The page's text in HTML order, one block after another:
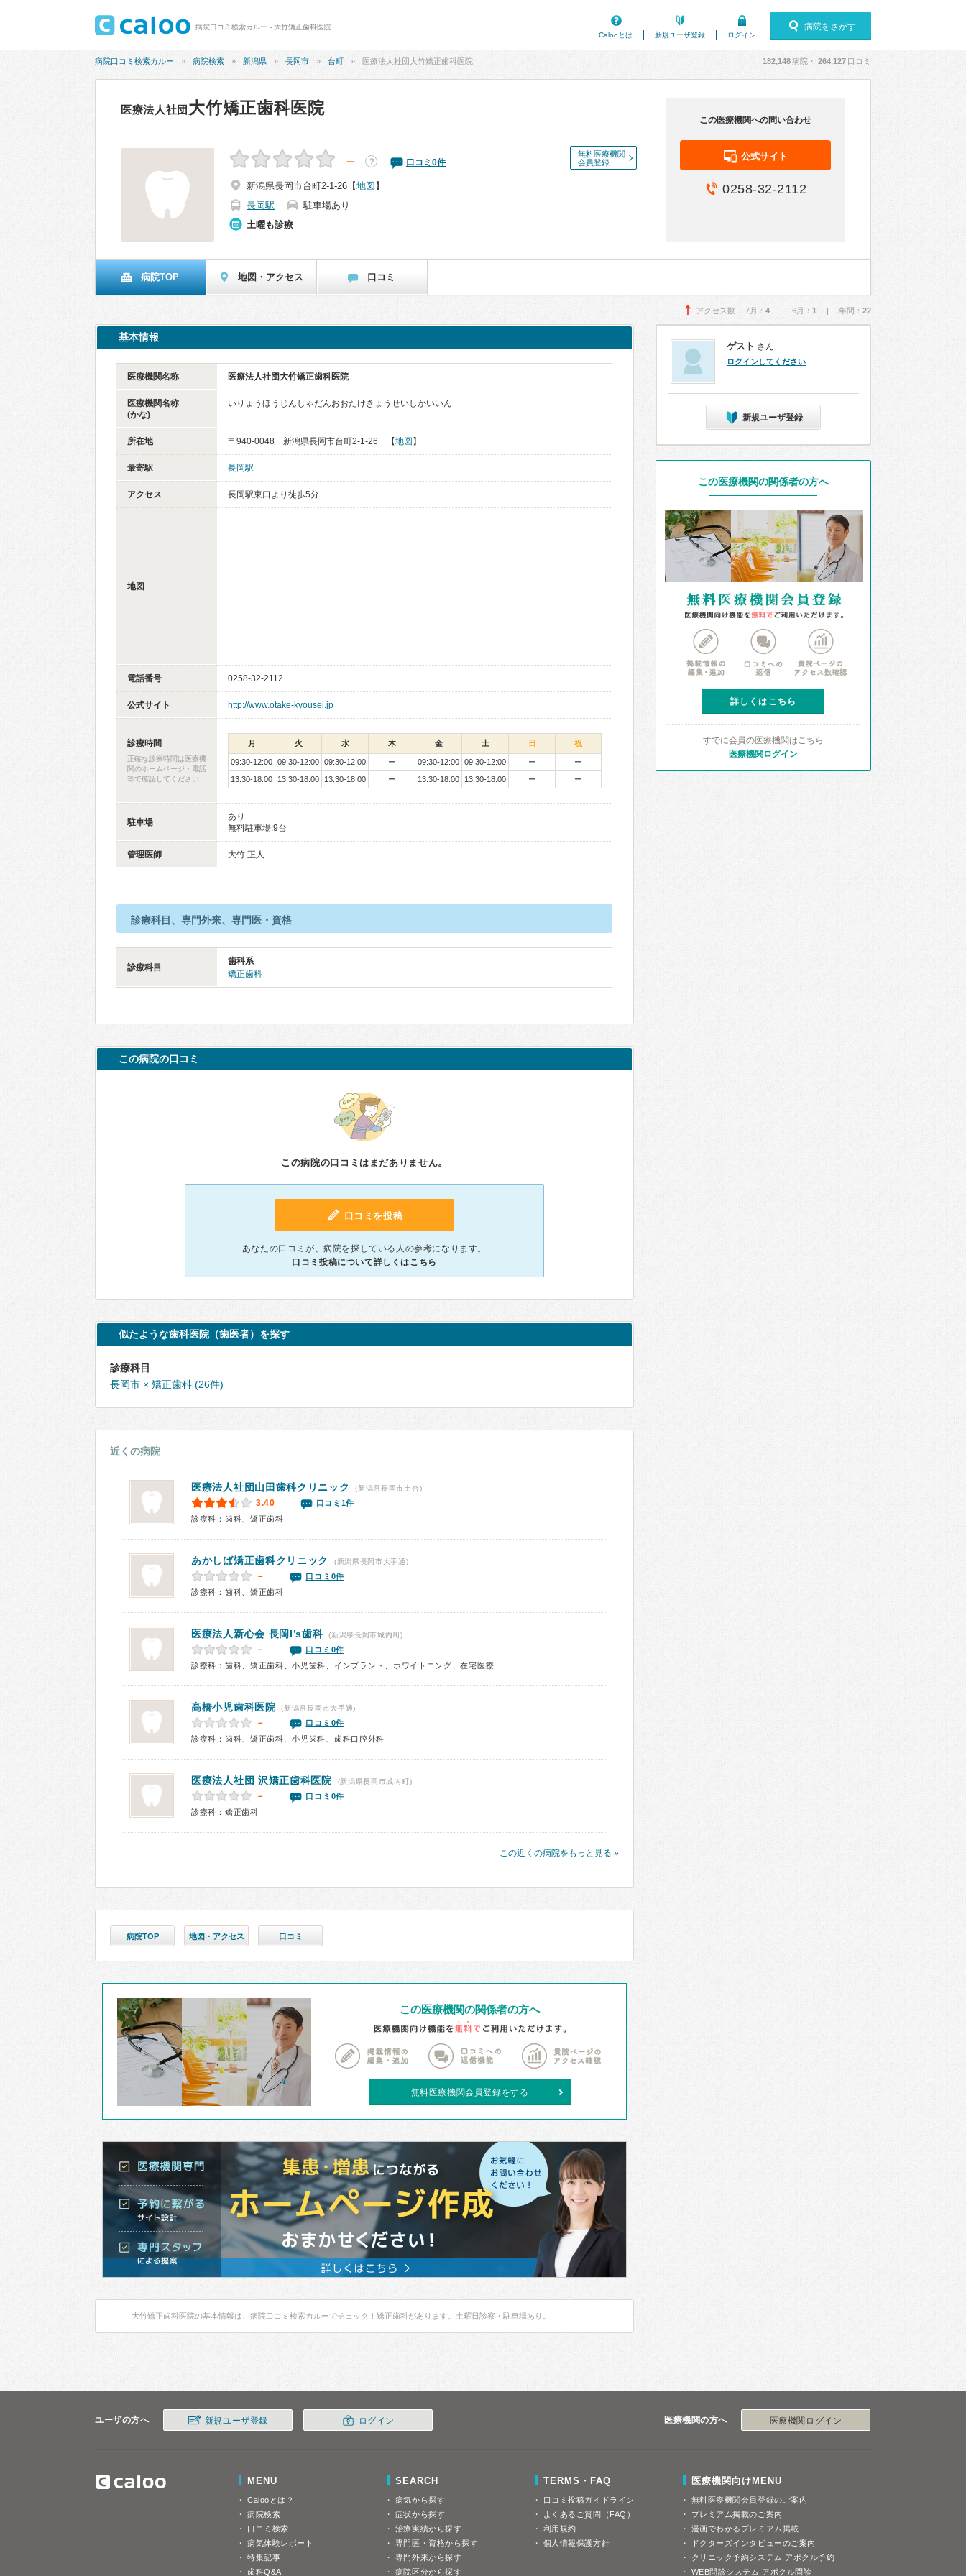
病院口コミ検索カルー - 大竹矯正歯科医院
Calooとは
新規ユーザ登録 ログイン
病院をさがす
病院口コミ検索カルー 病院検索 新潟県 長岡市 台町 医療法人社団大竹矯正歯科医院 182,148病院・ 264,127 口コミ
医療法人社団 大竹矯正歯科医院
無料医療機関
会員登録
－ ？ 口コミ 0件
新潟県長岡市台町2-1-26 【地図 】
長岡駅
駐車場あり
土曜も診療
この医療機関への問い合わせ
公式サイト
0258-32-2112
病院TOP 地図・アクセス 口コミ
アクセス数 7月： 4 | 6月： 1 | 年間： 22
基本情報
医療機関名称 医療法人社団大竹矯正歯科医院
医療機関名称
(かな)
いりょうほうじんしゃだんおおたけきょうせいしかいいん
所在地 〒940-0048 新潟県長岡市台町2-1-26 【地図 】
最寄駅 長岡駅
アクセス 長岡駅東口より徒歩5分
地図
電話番号 0258-32-2112
公式サイト http://www.otake-kyousei.jp
診療時間
正確な診療時間は医療機
関のホームページ・電話
等で確認してください
月 火 水 木 金 土 日 祝
09:30-12:00 09:30-12:00 09:30-12:00 ー 09:30-12:00 09:30-12:00 ー
ー
13:30-18:00
13:30-18:00 13:30-18:00 ー 13:30-18:00 13:30-18:00 ー ー
駐車場
あり
無料駐車場:9台
管理医師 大竹 正人
診療科目、専門外来、専門医・資格
診療科目
歯科系
矯正歯科
この病院の口コミ
この病院の口コミはまだありません。
口コミを投稿
あなたの口コミが、病院を探している人の参考になります。
口コミ投稿について詳しくはこちら
似たような歯科医院（歯医者）を探す
診療科目
長岡市 × 矯正歯科 (26件)
近くの病院
医療法人社団山田歯科クリニック (新潟県長岡市土合)
3.40
口コミ1件
診療科：歯科、矯正歯科
あかしば矯正歯科クリニック (新潟県長岡市大手通)
－
口コミ0件
診療科：歯科、矯正歯科
医療法人新心会 長岡I’s歯科 (新潟県長岡市城内町)
－
口コミ0件
診療科：歯科、矯正歯科、小児歯科、インプラント、ホワイトニング、在宅医療
高橋小児歯科医院 (新潟県長岡市大手通)
－
口コミ0件
診療科：歯科、矯正歯科、小児歯科、歯科口腔外科
医療法人社団 沢矯正歯科医院 (新潟県長岡市城内町)
－
口コミ0件
診療科：矯正歯科
この近くの病院をもっと見る »
病院TOP 地図・アクセス 口コミ
この医療機関の関係者の方へ
無料医療機関会員登録をする
大竹矯正歯科医院の基本情報は、病院口コミ検索カルーでチェック！矯正歯科があります。土曜日診察・駐車場あり。
ゲスト さん
ログインしてください
新規ユーザ登録
この医療機関の関係者の方へ
詳しくはこちら
すでに会員の医療機関はこちら
医療機関ログイン
ユーザの方へ 新規ユーザ登録 ログイン 医療機関の方へ 医療機関ログイン
MENU
Calooとは？
病院検索
口コミ検索
病気体験レポート
特集記事
歯科Q&A
SEARCH
病気から探す
症状から探す
治療実績から探す
専門医・資格から探す
専門外来から探す
病院区分から探す
TERMS・FAQ
口コミ投稿ガイドライン
よくあるご質問（FAQ）
利用規約
個人情報保護方針
医療機関向けMENU
無料医療機関会員登録のご案内
プレミアム掲載のご案内
漫画でわかるプレミアム掲載
ドクターズインタビューのご案内
クリニック予約システム アポクル予約
WEB問診システム アポクル問診